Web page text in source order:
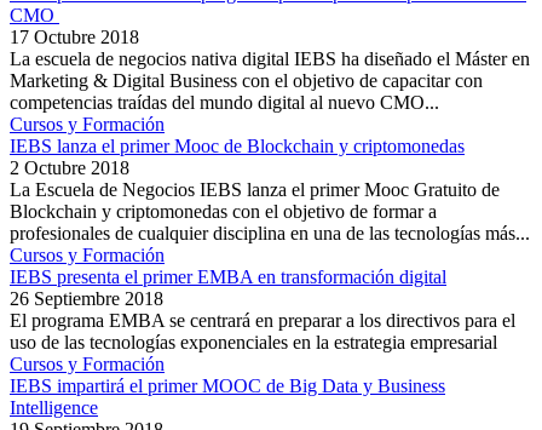
CMO
17 Octubre 2018
La escuela de negocios nativa digital IEBS ha diseñado el Máster en
Marketing & Digital Business con el objetivo de capacitar con
competencias traídas del mundo digital al nuevo CMO...
Cursos y Formación
IEBS lanza el primer Mooc de Blockchain y criptomonedas
2 Octubre 2018
La Escuela de Negocios IEBS lanza el primer Mooc Gratuito de
Blockchain y criptomonedas con el objetivo de formar a
profesionales de cualquier disciplina en una de las tecnologías más...
Cursos y Formación
IEBS presenta el primer EMBA en transformación digital
26 Septiembre 2018
El programa EMBA se centrará en preparar a los directivos para el
uso de las tecnologías exponenciales en la estrategia empresarial
Cursos y Formación
IEBS impartirá el primer MOOC de Big Data y Business
Intelligence